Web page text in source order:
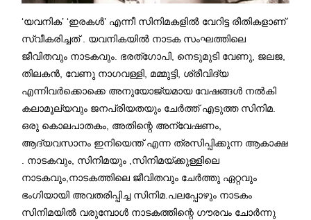
‘യവനിക’ ‘ഇരകൾ’ എന്നീ സിനിമകളിൽ വേറിട്ട രീതികളാണ്
സ്വീകരിച്ചത് . യവനികയിൽ നാടക സംഘത്തിലെ
ജീവിതവും നാടകവും. ഭരത്ഗോപി, നെടുമുടി വേണു, ജലജ,
തിലകൻ, വേണു നാഗവള്ളി, മമ്മുട്ടി, ശ്രീവിദ്യ
എന്നിവർക്കൊക്കെ അനുയോജ്യമായ വേഷങ്ങൾ നൽകി
കലാമൂല്യവും ജനപ്രിയതയും ചേർത്ത് എടുത്ത സിനിമ.
ഒരു കൊലപാതകം, അതിന്റെ അന്വേഷണം,
ആദ്യവസാനം ഇനിയെന്ത് എന്ന ത്രസിപ്പിക്കുന്ന ആകാക്ഷ
. നാടകവും, സിനിമയും ,സിനിമയ്ക്കുള്ളിലെ
നാടകവും,നാടകത്തിലെ ജീവിതവും ചേർത്തു ഏറ്റവും
ഭംഗിയായി അവതരിപ്പിച്ച സിനിമ.പലപ്പോഴും നാടകം
സിനിമയിൽ വരുമ്പോൾ നാടകത്തിന്റെ ഗൗരവം ചോർന്നു